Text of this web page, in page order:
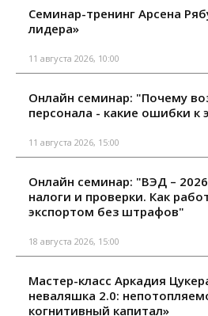
Семинар-тренинг Арсена
лидера»
11 августа 2026, 10:00
Онлайн семинар: "Почему
персонала - какие ошибки к
11 августа 2026, 15:00
Онлайн семинар: "ВЭД –
налоги и проверки. Как
экспортом без штрафов"
18 августа 2026, 15:00
Мастер-класс Аркадия
неваляшка 2.0:
когнитивный капитал»